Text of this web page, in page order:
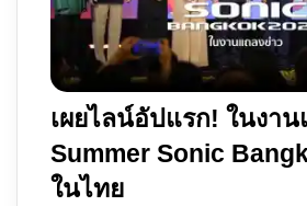
อุดม
ความ
เป็น
เผยไลน์อัปแรก! ในงา
Summer Sonic
ในไทย